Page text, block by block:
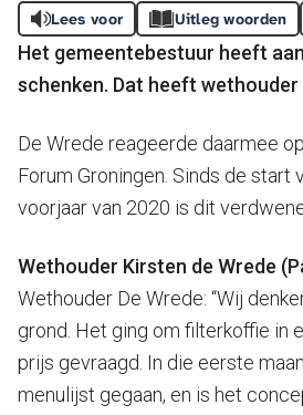
Lees voor Uitleg woorden
Het gemeentebestuur heeft
schenken. Dat heeft
De Wrede reageerde daarmee
Forum Groningen. Sinds de
voorjaar van 2020 is dit
Wethouder Kirsten de Wrede
Wethouder De Wrede: “Wij
grond. Het ging om filterkoffie in
prijs gevraagd. In die eerste
menulijst gegaan, en is het